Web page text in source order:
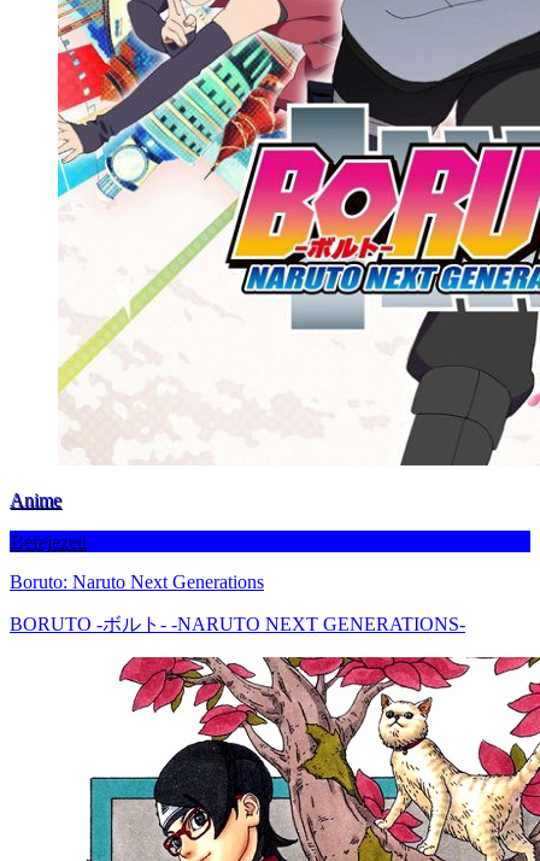
Anime
Befejezett
Boruto: Naruto Next Generations
BORUTO -ボルト- -NARUTO NEXT GENERATIONS-